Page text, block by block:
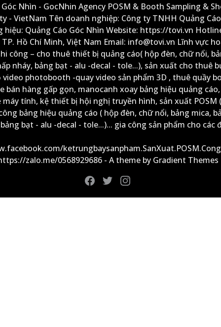
Nhìn - GocNhin Agency POSM & Booth Sampling &
- VietNam Tên doanh nghiệp: Công ty TNHH Quảng
Quảng Cáo Góc Nhìn Website: https://tovi.vn
Hồ Chí Minh, Việt Nam Email: info@tovi.vn Lĩnh vực
công – cho thuê thiết bị quảng cáo( hộp đèn, chữ nổi,
nháy, bảng bạt - alu -decal - tole...), sản xuất cho thuê
photobooth -quay video sản phẩm 3D , thuê quầy
bán hàng gấp gọn, manocanh xoay bảng hiệu quảng
tính, kệ thiết bị hội nghị truyền hình, sản xuất POSM
bảng hiệu quảng cáo ( hộp đèn, chữ nổi, bảng mica,
bạt - alu -decal - tole...)... gia công sản phẩm cho các
zalo.me/0568929686 - A theme by Gradient